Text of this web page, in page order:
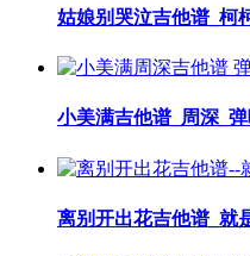
姑娘别哭泣吉他谱_柯
小美满吉他谱_周深_
离别开出花吉他谱_就